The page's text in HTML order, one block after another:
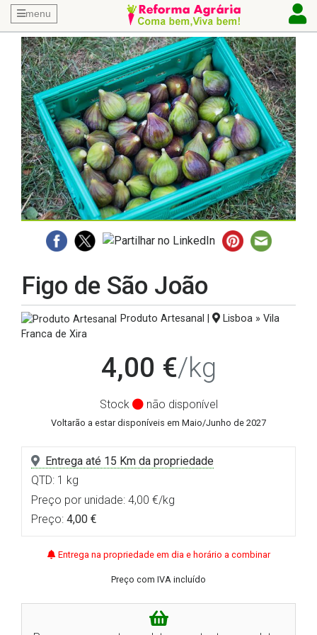
menu
Figo de São João
Produto Artesanal |
Lisboa » Vila
Franca de Xira
4,00 €/kg
Stock não disponível
Voltarão a estar disponíveis em Maio/Junho de 2027
Entrega até 15 Km da propriedade
QTD: 1 kg
Preço por unidade: 4,00 €/kg
Preço: 4,00 €
Entrega na propriedade em dia e horário a combinar
Preço com IVA incluído